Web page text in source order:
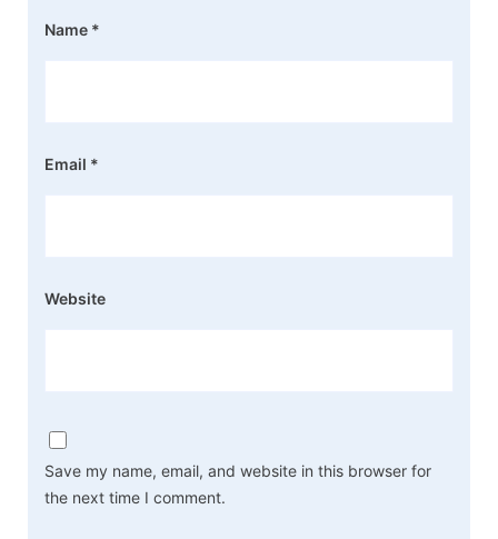
Name *
Email *
Website
Save my name, email, and website in this browser for
the next time I comment.